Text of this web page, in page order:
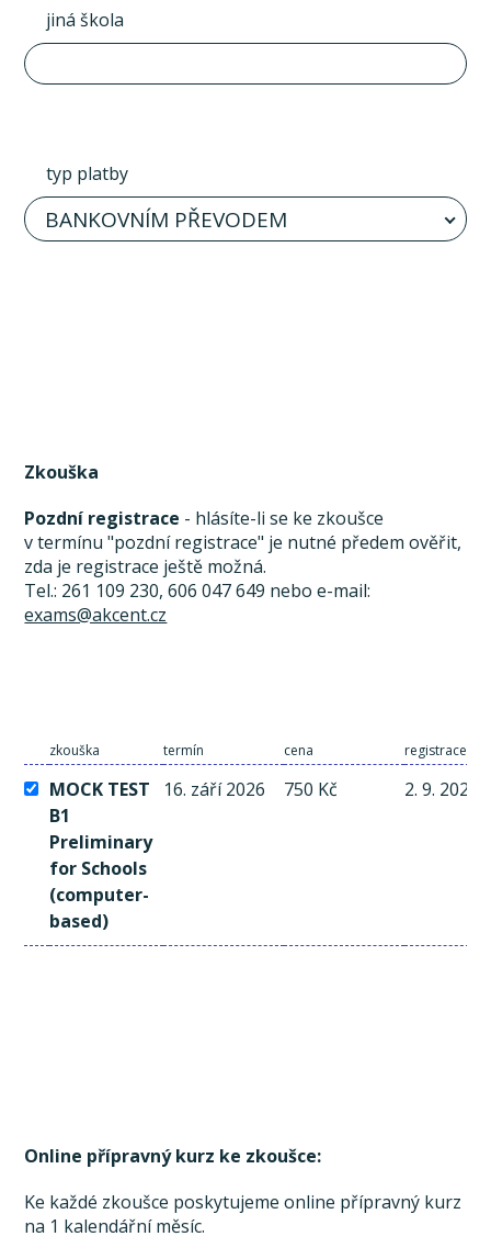
jiná škola
typ platby
BANKOVNÍM PŘEVODEM
Zkouška
Pozdní registrace - hlásíte-li se ke zkoušce
v termínu "pozdní registrace" je nutné předem ověřit,
zda je registrace ještě možná.
Tel.: 261 109 230, 606 047 649 nebo e-mail:
exams@akcent.cz
zkouška termín cena registrace a
MOCK TEST
B1
Preliminary
for Schools
(computer-
based)
16. září 2026 750 Kč 2. 9. 2026
Online přípravný kurz ke zkoušce:
Ke každé zkoušce poskytujeme online přípravný kurz
na 1 kalendářní měsíc.